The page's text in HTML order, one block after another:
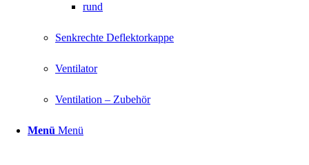
rund
Senkrechte Deflektorkappe
Ventilator
Ventilation – Zubehör
Menü Menü